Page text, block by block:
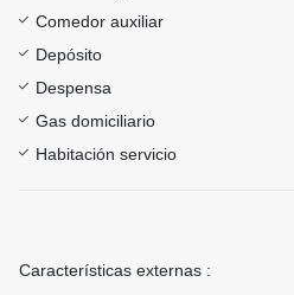
Comedor auxiliar
Depósito
Despensa
Gas domiciliario
Habitación servicio
Características externas :